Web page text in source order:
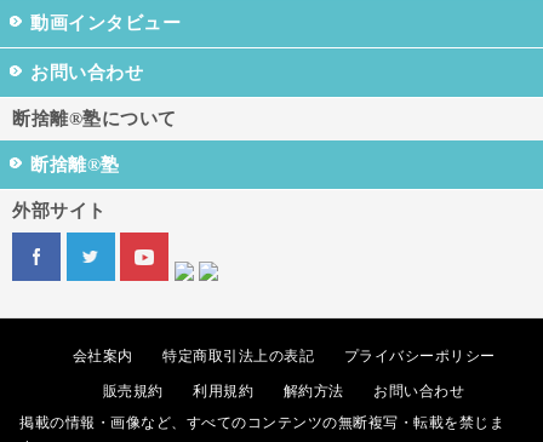
動画インタビュー
お問い合わせ
断捨離®塾について
断捨離®塾
外部サイト
会社案内 特定商取引法上の表記 プライバシーポリシー
販売規約 利用規約 解約方法
お問い合わせ
掲載の情報・画像など、すべてのコンテンツの無断複写・転載を禁じま